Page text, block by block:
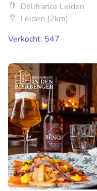
Délifrance Leiden
Leiden (2km)
Verkocht: 547